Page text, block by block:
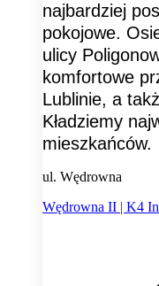
najbardziej
pokojowe.
ulicy
komfortowe
Lublinie, a
Kładziemy
mieszkańców.
ul. Wędrowna
Wędrowna II | K4